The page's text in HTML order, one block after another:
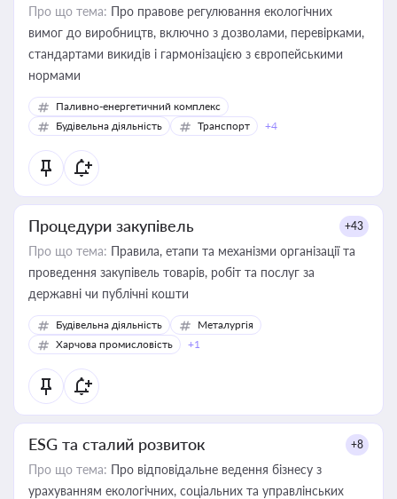
Про що тема: Про правове регулювання екологічних
вимог до виробництв, включно з дозволами, перевірками,
стандартами викидів і гармонізацією з європейськими
нормами
Паливно-енергетичний комплекс
Будівельна діяльність
Транспорт +4
Процедури закупівель +43
Про що тема: Правила, етапи та механізми організації та
проведення закупівель товарів, робіт та послуг за
державні чи публічні кошти
Будівельна діяльність
Металургія
Харчова промисловість
+1
ESG та сталий розвиток +8
Про що тема: Про відповідальне ведення бізнесу з
урахуванням екологічних, соціальних та управлінських